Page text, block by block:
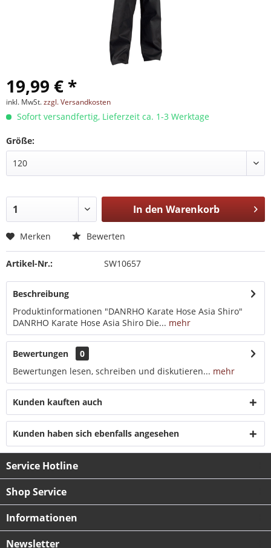
19,99 € *
inkl. MwSt.zzgl. Versandkosten
Sofort versandfertig, Lieferzeit ca. 1-3 Werktage
Größe:
In den Warenkorb
Merken Bewerten
Artikel-Nr.: SW10657
Beschreibung
Produktinformationen "DANRHO Karate Hose Asia Shiro"
DANRHO Karate Hose Asia Shiro Die... mehr
Bewertungen
0
Bewertungen lesen, schreiben und diskutieren... mehr
Kunden kauften auch
Kunden haben sich ebenfalls angesehen
Service Hotline
Shop Service
Informationen
Newsletter